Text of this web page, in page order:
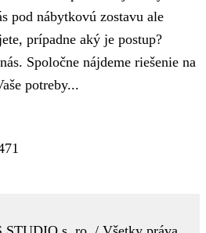
pod nábytkovú zostavu ale
prípadne aký je postup?
Spoločne nájdeme riešenie na
potreby...